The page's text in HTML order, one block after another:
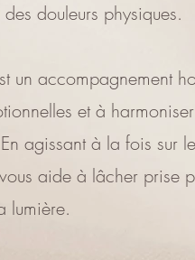
douleurs physiques.
un accompagnement
et à
agissant à la fois sur
aide à lâcher prise
lumière.